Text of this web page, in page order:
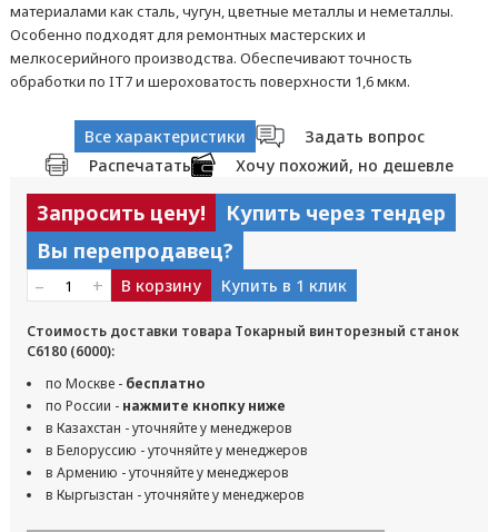
материалами как сталь, чугун, цветные металлы и неметаллы.
Особенно подходят для ремонтных мастерских и
мелкосерийного производства. Обеспечивают точность
обработки по IT7 и шероховатость поверхности 1,6 мкм.
Все характеристики
Задать вопрос
Распечатать
Хочу похожий, но дешевле
Запросить цену!
Купить через тендер
Вы перепродавец?
– + В корзину Купить в 1 клик
Стоимость доставки товара Токарный винторезный станок
С6180 (6000):
по Москве - бесплатно
по России - нажмите кнопку ниже
в Казахстан - уточняйте у менеджеров
в Белоруссию - уточняйте у менеджеров
в Армению - уточняйте у менеджеров
в Кыргызстан - уточняйте у менеджеров